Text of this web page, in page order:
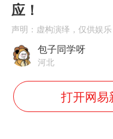
应！
声明：虚构演绎，仅供娱乐
包子同学呀
河北
打开网易